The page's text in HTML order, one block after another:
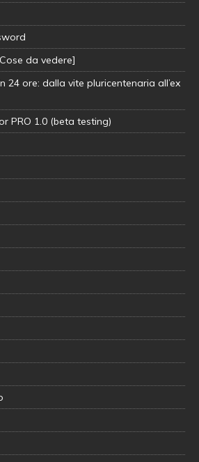
da vedere]
24 ore: dalla vite pluricentenaria all’ex
PRO 1.0 (beta testing)